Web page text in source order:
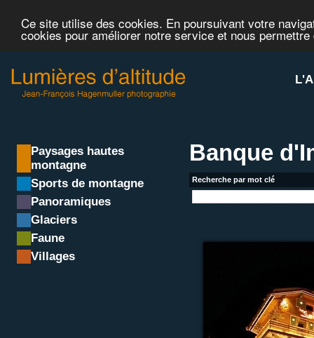
Ce site utilise des cookies. En poursuivant votre
cookies pour améliorer notre service et nous
Paysages hautes
montagne
Sports de montagne
Panoramiques
Glaciers
Faune
Villages
Banque
Recherche par mot clé